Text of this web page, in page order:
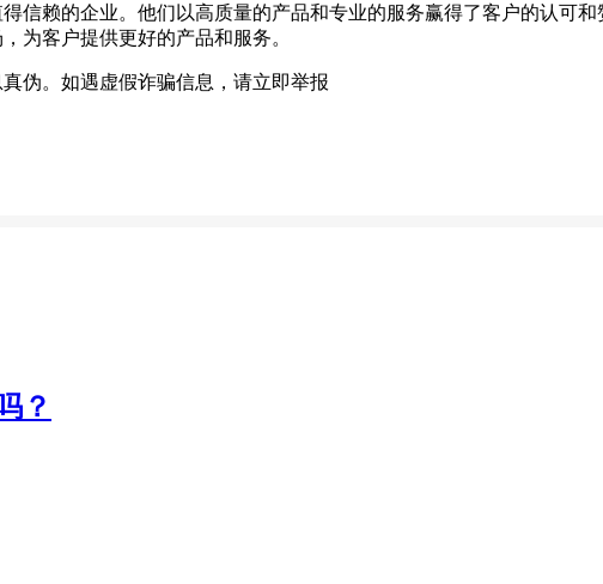
信赖的企业。他们以高质量的产品和专业的服务赢得了客户的认可
为客户提供更好的产品和服务。
伪。如遇虚假诈骗信息，请立即举报
？